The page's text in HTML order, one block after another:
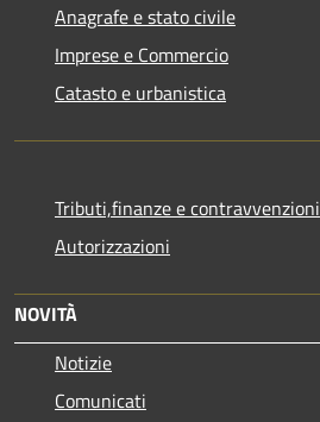
Anagrafe e stato civile
Imprese e Commercio
Catasto e urbanistica
Tributi,finanze e contravvenzioni
Autorizzazioni
NOVITÀ
Notizie
Comunicati